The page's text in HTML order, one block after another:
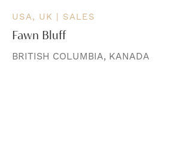
USA, UK | SALES
Fawn Bluff
BRITISH COLUMBIA, KANADA